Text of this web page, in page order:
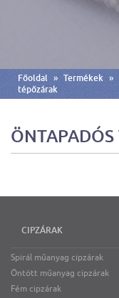
Főoldal » Termékek »
tépőzárak
CIPZÁRAK
Spirál műanyag cipzárak
Öntött műanyag cipzárak
Fém cipzárak